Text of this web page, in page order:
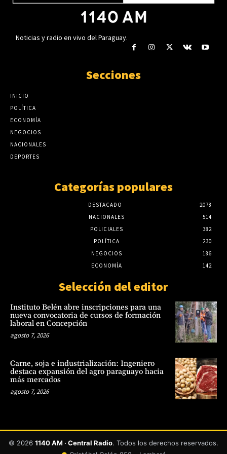
Noticias y radio en vivo del Paraguay.
Secciones
INICIO
POLÍTICA
ECONOMÍA
NEGOCIOS
NACIONALES
DEPORTES
Categorías populares
DESTACADO
2078
NACIONALES
514
POLICIALES
382
POLÍTICA
230
NEGOCIOS
186
ECONOMÍA
142
Selección del editor
Instituto Belén abre inscripciones para una
nueva convocatoria de cursos de formación
laboral en Concepción
agosto 7, 2026
Carne, soja e industrialización: Ingeniero
destaca expansión del agro paraguayo hacia
más mercados
agosto 7, 2026
© 2026 1140 AM · Central Radio. Todos los derechos reservados.